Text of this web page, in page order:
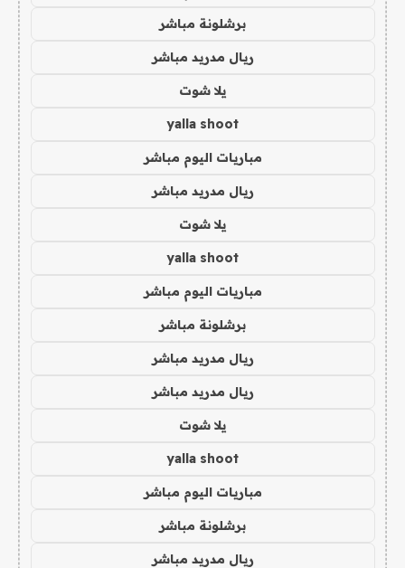
برشلونة مباشر
ريال مدريد مباشر
يلا شوت
yalla shoot
مباريات اليوم مباشر
ريال مدريد مباشر
يلا شوت
yalla shoot
مباريات اليوم مباشر
برشلونة مباشر
ريال مدريد مباشر
ريال مدريد مباشر
يلا شوت
yalla shoot
مباريات اليوم مباشر
برشلونة مباشر
ريال مدريد مباشر